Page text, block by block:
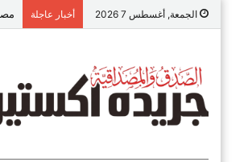
الجمعة, أغسطس 7 2026 أخبار عاجلة